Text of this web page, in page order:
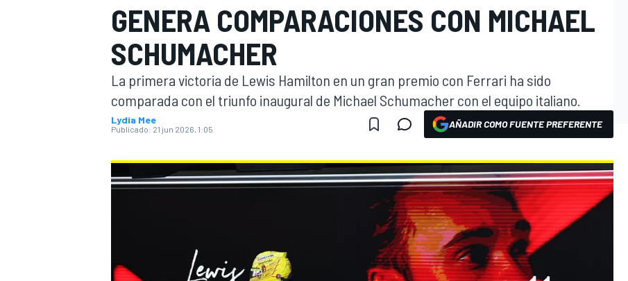
FÓRMULA E MOTO
GENERA COMPARACIONES CON MICHAEL
SCHUMACHER
La primera victoria de Lewis Hamilton en un gran premio con Ferrari ha sido
comparada con el triunfo inaugural de Michael Schumacher con el equipo italiano.
Lydia Mee
Publicado: 21 jun 2026, 1:05 AÑADIR COMO FUENTE PREFERENTE